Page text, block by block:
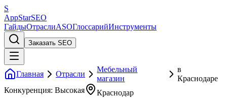
S
AppStarSEO
ГайдыОтраслиASOГлоссарийИнструменты
Заказать SEO
Главная Отрасли
Мебельный
магазин
в
Краснодаре
Конкуренция: Высокая
Краснодар